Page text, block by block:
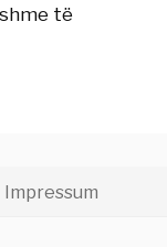
të
Impressum